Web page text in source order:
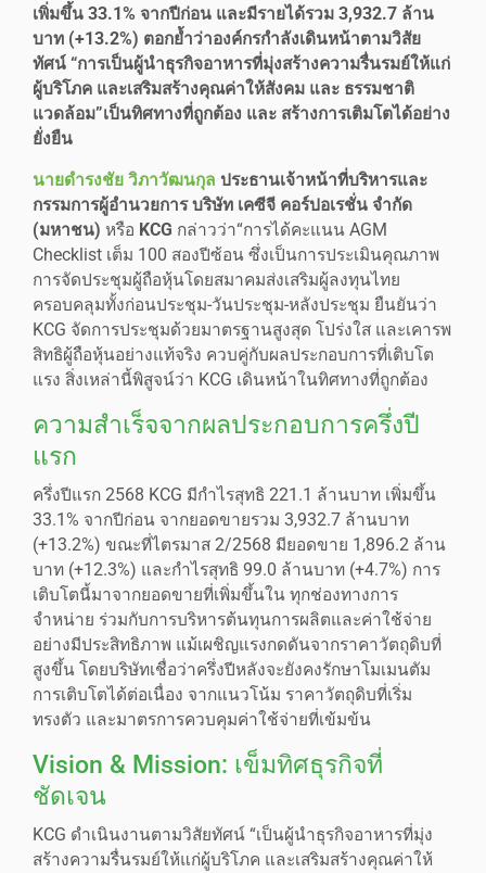
เพิ่มขึ้น 33.1% จากปีก่อน และมีรายได้รวม 3,932.7 ล้าน
บาท (+13.2%) ตอกย้ำว่าองค์กรกำลังเดินหน้าตามวิสัย
ทัศน์ “การเป็นผู้นำธุรกิจอาหารที่มุ่งสร้างความรื่นรมย์ให้แก่
ผู้บริโภค และเสริมสร้างคุณค่าให้สังคม และ ธรรมชาติ
แวดล้อม”เป็นทิศทางที่ถูกต้อง และ สร้างการเติมโตได้อย่าง
ยั่งยืน
นายดำรงชัย วิภาวัฒนกุล ประธานเจ้าหน้าที่บริหารและ
กรรมการผู้อำนวยการ บริษัท เคซีจี คอร์ปอเรชั่น จำกัด
(มหาชน) หรือ KCG กล่าวว่า“การได้คะแนน AGM
Checklist เต็ม 100 สองปีซ้อน ซึ่งเป็นการประเมินคุณภาพ
การจัดประชุมผู้ถือหุ้นโดยสมาคมส่งเสริมผู้ลงทุนไทย
ครอบคลุมทั้งก่อนประชุม-วันประชุม-หลังประชุม ยืนยันว่า
KCG จัดการประชุมด้วยมาตรฐานสูงสุด โปร่งใส และเคารพ
สิทธิผู้ถือหุ้นอย่างแท้จริง ควบคู่กับผลประกอบการที่เติบโต
แรง สิ่งเหล่านี้พิสูจน์ว่า KCG เดินหน้าในทิศทางที่ถูกต้อง
ความสำเร็จจากผลประกอบการครึ่งปี
แรก
ครึ่งปีแรก 2568 KCG มีกำไรสุทธิ 221.1 ล้านบาท เพิ่มขึ้น
33.1% จากปีก่อน จากยอดขายรวม 3,932.7 ล้านบาท
(+13.2%) ขณะที่ไตรมาส 2/2568 มียอดขาย 1,896.2 ล้าน
บาท (+12.3%) และกำไรสุทธิ 99.0 ล้านบาท (+4.7%) การ
เติบโตนี้มาจากยอดขายที่เพิ่มขึ้นใน ทุกช่องทางการ
จำหน่าย ร่วมกับการบริหารต้นทุนการผลิตและค่าใช้จ่าย
อย่างมีประสิทธิภาพ แม้เผชิญแรงกดดันจากราคาวัตถุดิบที่
สูงขึ้น โดยบริษัทเชื่อว่าครึ่งปีหลังจะยังคงรักษาโมเมนตัม
การเติบโตได้ต่อเนื่อง จากแนวโน้ม ราคาวัตถุดิบที่เริ่ม
ทรงตัว และมาตรการควบคุมค่าใช้จ่ายที่เข้มข้น
Vision & Mission: เข็มทิศธุรกิจที่
ชัดเจน
KCG ดำเนินงานตามวิสัยทัศน์ “เป็นผู้นำธุรกิจอาหารที่มุ่ง
สร้างความรื่นรมย์ให้แก่ผู้บริโภค และเสริมสร้างคุณค่าให้